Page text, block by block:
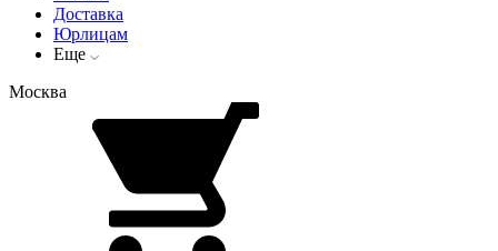
Доставка
Юрлицам
Еще
Москва